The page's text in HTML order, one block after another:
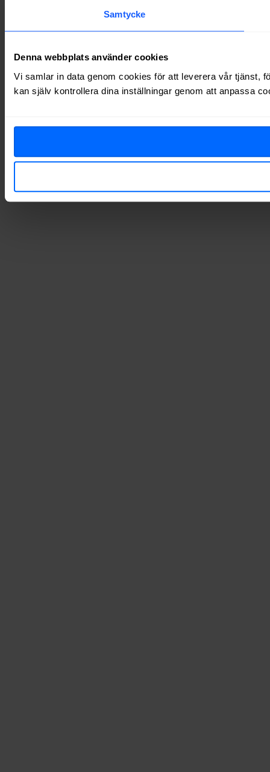
Samtycke
Denna webbplats använder cookies
Vi samlar in data genom cookies för att leverera vår tjänst,
kan själv kontrollera dina inställningar genom att anpassa